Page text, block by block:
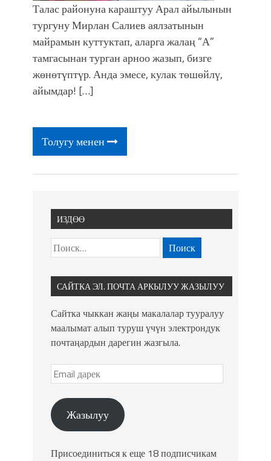
Талас районуна караштуу Арал айылынын
тургуну Мирлан Салиев аялзатынын
майрамын куттуктап, аларга жалаң “А”
тамгасынан турган арноо жазып, бизге
жөнөтүптүр. Анда эмесе, кулак төшөйлү,
айымдар! […]
Толугу менен
ИЗДӨӨ
САЙТКА ЭЛ. ПОЧТА АРКЫЛУУ ЖАЗЫЛУУ
Сайтка чыккан жаңы макалалар тууралуу
маалымат алып туруш үчүн электрондук
почтаңардын дарегин жазгыла.
Жазылуу
Присоединиться к еще 18 подписчикам